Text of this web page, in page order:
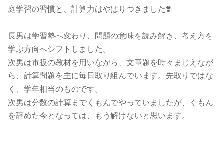
庭学習の習慣と、計算力はやはりつきました❣️
長男は学習塾へ変わり、問題の意味を読み解き、考え方を
学ぶ方向へシフトしました。
次男は市販の教材を用いながら、文章題を時々まじえなが
ら、計算問題を主に毎日取り組んでいます。先取りではな
く、学年相当のものです。
次男は分数の計算までくもんでやっていましたが、くもん
を辞めた今となっては、もう解けないと思います。